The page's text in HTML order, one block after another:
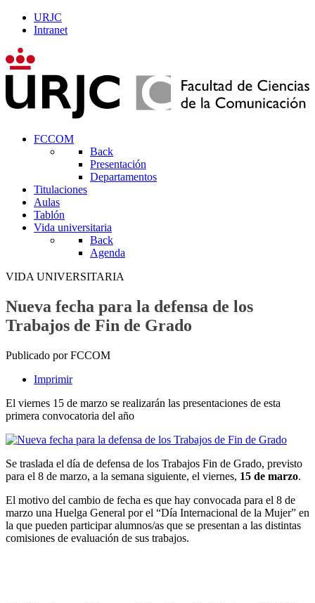
URJC
Intranet
FCCOM
Back
Presentación
Departamentos
Titulaciones
Aulas
Tablón
Vida universitaria
Back
Agenda
VIDA UNIVERSITARIA
Nueva fecha para la defensa de los
Trabajos de Fin de Grado
Publicado por FCCOM
Imprimir
El viernes 15 de marzo se realizarán las presentaciones de esta
primera convocatoria del año
Se traslada el día de defensa de los Trabajos Fin de Grado, previsto
para el 8 de marzo, a la semana siguiente, el viernes, 15 de marzo.
El motivo del cambio de fecha es que hay convocada para el 8 de
marzo una Huelga General por el “Día Internacional de la Mujer” en
la que pueden participar alumnos/as que se presentan a las distintas
comisiones de evaluación de sus trabajos.